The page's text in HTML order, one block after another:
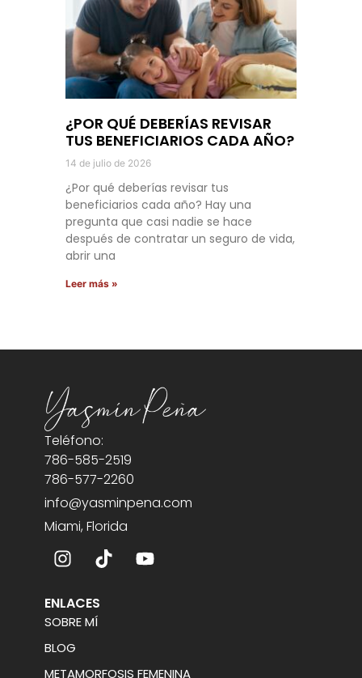
¿POR QUÉ DEBERÍAS REVISAR
TUS BENEFICIARIOS CADA AÑO?
14 de julio de 2026
¿Por qué deberías revisar tus
beneficiarios cada año? Hay una
pregunta que casi nadie se hace
después de contratar un seguro de vida,
abrir una
Leer más »
Teléfono:
786-585-2519
786-577-2260
info@yasminpena.com
Miami, Florida
ENLACES
SOBRE MÍ
BLOG
METAMORFOSIS FEMENINA